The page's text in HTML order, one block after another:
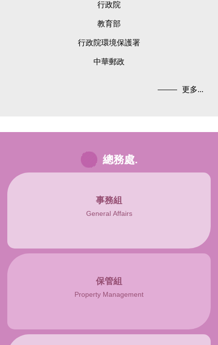
行政院
教育部
行政院環境保護署
中華郵政
更多...
總務處.
事務組
General Affairs
保管組
Property Management